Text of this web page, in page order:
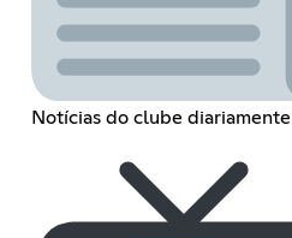
Notícias do clube diariamente